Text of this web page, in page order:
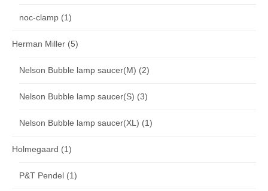
noc-clamp (1)
Herman Miller (5)
Nelson Bubble lamp saucer(M) (2)
Nelson Bubble lamp saucer(S) (3)
Nelson Bubble lamp saucer(XL) (1)
Holmegaard (1)
P&T Pendel (1)